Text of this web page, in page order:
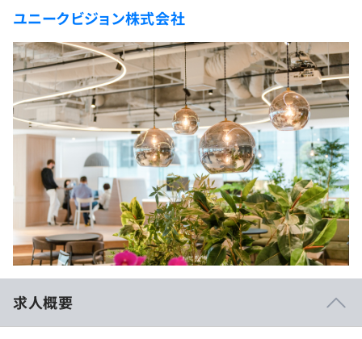
新卒エージェント
イベント・セミナー
インタビュー
就活成功ガイド
ナレッジ
リファレンス
個人向けプラン
法人向けプラン
学校向けプラン
契約内容・クーポン
評価結果一覧
再チャレンジ結果一覧
Tech Team Journal
paiza times
note
paizaとは？
ユニークビジョン株式会社
求人概要